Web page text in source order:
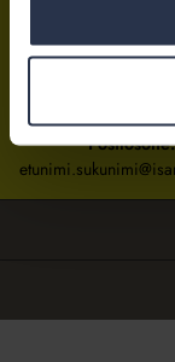
Isännöintiliiton
Postiosoite: